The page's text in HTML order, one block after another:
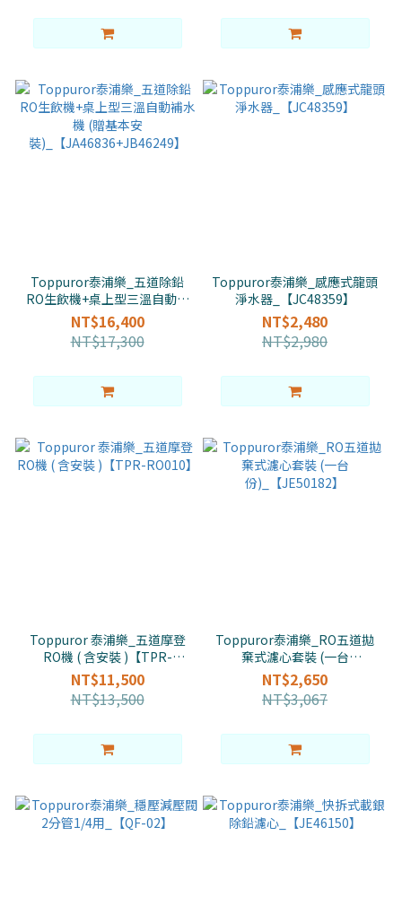
Toppuror泰浦樂_五道除鉛
RO生飲機+桌上型三溫自動補
水機 (贈基本安
裝)_【JA46836+JB46249】
NT$16,400
NT$17,300
Toppuror泰浦樂_感應式龍頭
淨水器_【JC48359】
NT$2,480
NT$2,980
Toppuror 泰浦樂_五道摩登
RO機 ( 含安裝 )【TPR-
RO010】
NT$11,500
NT$13,500
Toppuror泰浦樂_RO五道拋
棄式濾心套裝 (一台
份)_【JE50182】
NT$2,650
NT$3,067